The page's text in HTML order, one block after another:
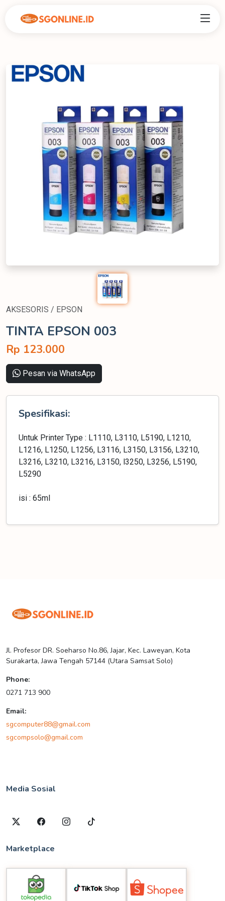
AKSESORIS / EPSON
TINTA EPSON 003
Rp 123.000
Pesan via WhatsApp
Spesifikasi:
Untuk Printer Type : L1110, L3110, L5190, L1210,
L1216, L1250, L1256, L3116, L3150, L3156, L3210,
L3216, L3210, L3216, L3150, l3250, L3256, L5190,
L5290
isi : 65ml
Jl. Profesor DR. Soeharso No.86, Jajar, Kec. Laweyan, Kota
Surakarta, Jawa Tengah 57144 (Utara Samsat Solo)
Phone:
0271 713 900
Email:
sgcomputer88@gmail.com
sgcompsolo@gmail.com
Media Sosial
Marketplace